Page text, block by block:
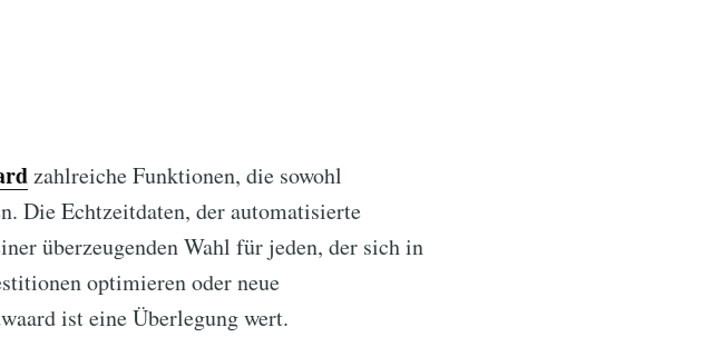
zahlreiche Funktionen, die sowohl
Die Echtzeitdaten, der automatisierte
überzeugenden Wahl für jeden, der sich in
optimieren oder neue
ist eine Überlegung wert.